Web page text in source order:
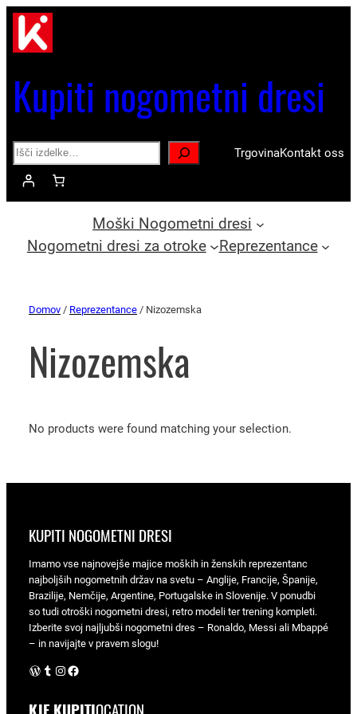
Kupiti nogometni dresi
Search TrgovinaKontakt oss
Moški Nogometni dresi
Nogometni dresi za otroke
Reprezentance
Domov / Reprezentance / Nizozemska
Nizozemska
No products were found matching your selection.
KUPITI NOGOMETNI DRESI
Imamo vse najnovejše majice moških in ženskih reprezentanc
najboljših nogometnih držav na svetu – Anglije, Francije, Španije,
Brazilije, Nemčije, Argentine, Portugalske in Slovenije. V ponudbi
so tudi otroški nogometni dresi, retro modeli ter trening kompleti.
Izberite svoj najljubši nogometni dres – Ronaldo, Messi ali Mbappé
– in navijajte v pravem slogu!
WordPress Instagram Facebook